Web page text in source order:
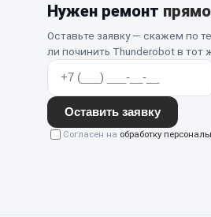
Нужен ремонт
Оставьте заявку — скажем по
ли починить Thunderobot в тот
Оставить заявку
Согласен на обработку